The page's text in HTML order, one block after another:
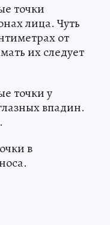
точки
лица. Чуть
от
их следует
точки у
впадин.
в